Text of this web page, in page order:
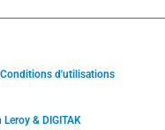
Conditions d'utilisations
& DIGITAK